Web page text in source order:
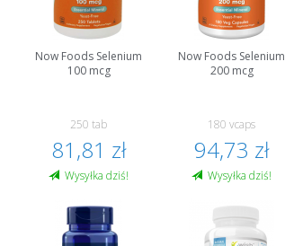
Now Foods Selenium
100 mcg
250 tab
81,81 zł
Wysyłka dziś!
Now Foods Selenium
200 mcg
180 vcaps
94,73 zł
Wysyłka dziś!